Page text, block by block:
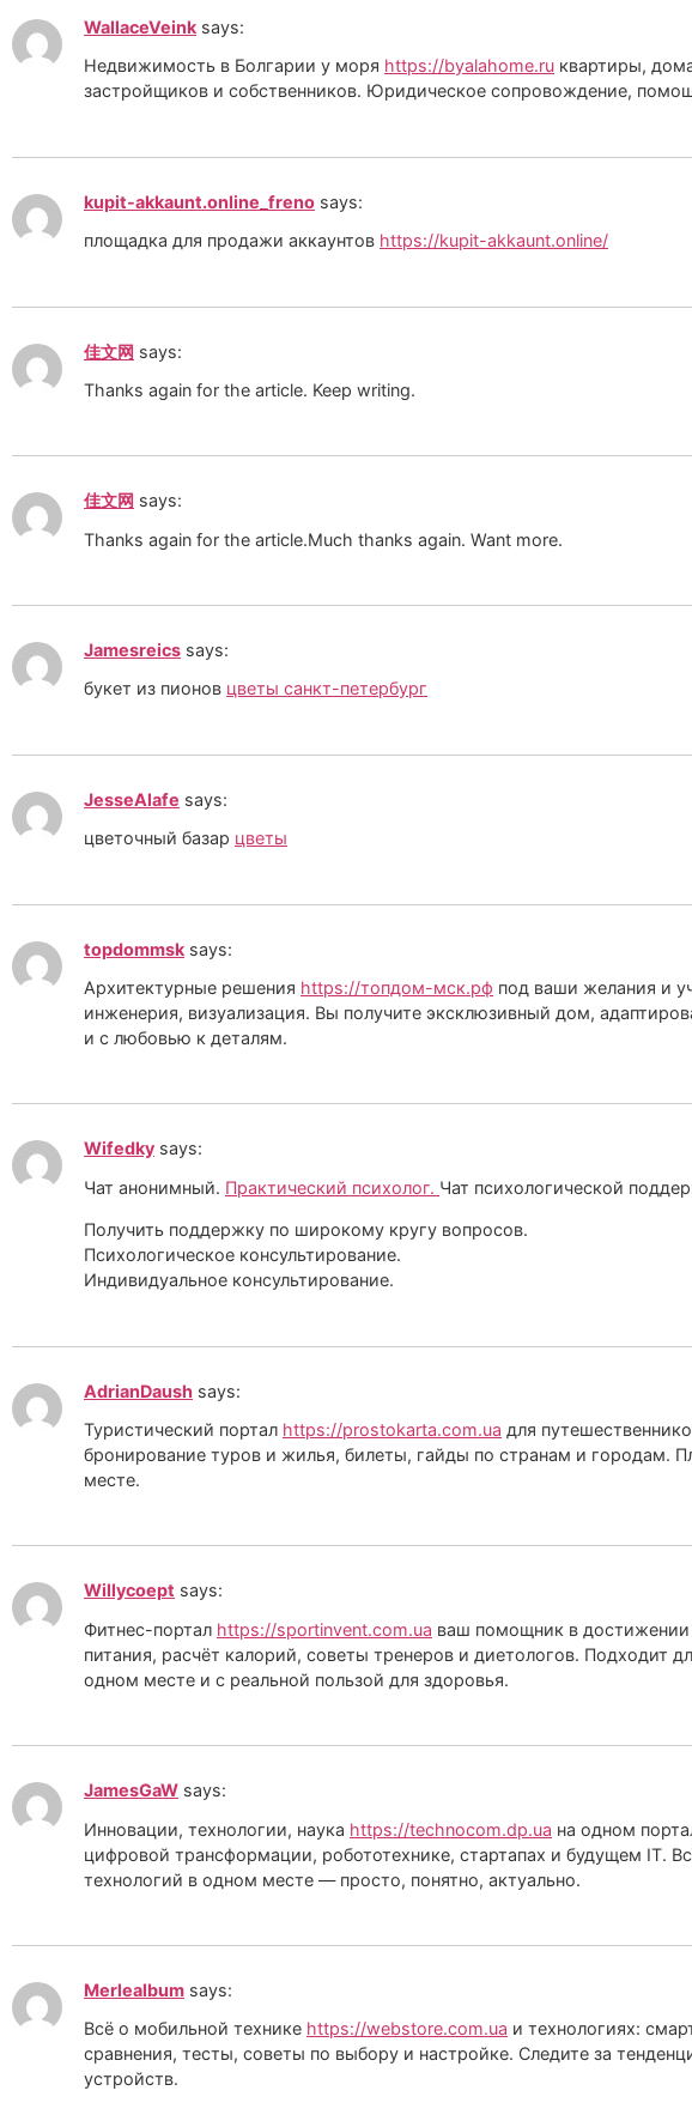
WallaceVeink says:
Недвижимость в Болгарии у моря https://byalahome.ru квартиры,
застройщиков и собственников. Юридическое сопровождение,
kupit-akkaunt.online_freno says:
площадка для продажи аккаунтов https://kupit-akkaunt.online/
佳文网 says:
Thanks again for the article. Keep writing.
佳文网 says:
Thanks again for the article.Much thanks again. Want more.
Jamesreics says:
букет из пионов цветы санкт-петербург
JesseAlafe says:
цветочный базар цветы
topdommsk says:
Архитектурные решения https://топдом-мск.рф под ваши желания и
инженерия, визуализация. Вы получите эксклюзивный дом,
и с любовью к деталям.
Wifedky says:
Чат анонимный. Практический психолог. Чат психологической
Получить поддержку по широкому кругу вопросов.
Психологическое консультирование.
Индивидуальное консультирование.
AdrianDaush says:
Туристический портал https://prostokarta.com.ua для
бронирование туров и жилья, билеты, гайды по странам и городам.
месте.
Willycoept says:
Фитнес-портал https://sportinvent.com.ua ваш помощник в достижении
питания, расчёт калорий, советы тренеров и диетологов. Подходит
одном месте и с реальной пользой для здоровья.
JamesGaW says:
Инновации, технологии, наука https://technocom.dp.ua на одном
цифровой трансформации, робототехнике, стартапах и будущем IT.
технологий в одном месте — просто, понятно, актуально.
Merlealbum says:
Всё о мобильной технике https://webstore.com.ua и технологиях:
сравнения, тесты, советы по выбору и настройке. Следите за
устройств.